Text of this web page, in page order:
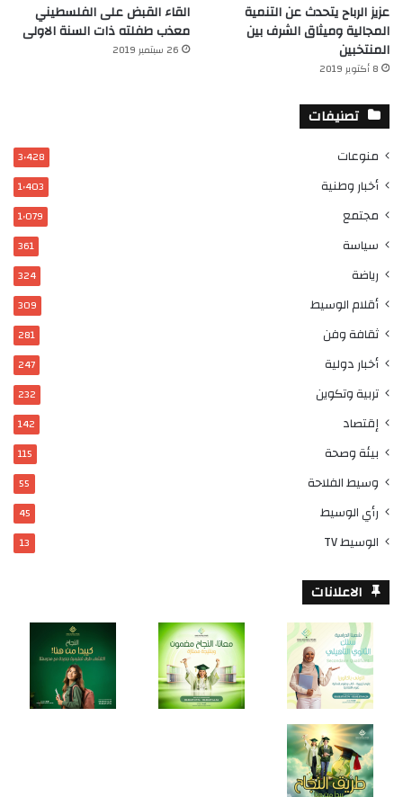
عزيز الرباح يتحدث عن التنمية
المجالية وميثاق الشرف بين
المنتخبين
8 أكتوبر 2019
القاء القبض على الفلسطيني
معذب طفلته ذات السنة الاولى
26 سبتمبر 2019
تصنيفات
منوعات 3٬428
أخبار وطنية 1٬403
مجتمع 1٬079
سياسة 361
رياضة 324
أقلام الوسيط 309
ثقافة وفن 281
أخبار دولية 247
تربية وتكوين 232
إقتصاد 142
بيئة وصحة 115
وسيط الفلاحة 55
رأي الوسيط 45
الوسيط TV 13
الاعلانات